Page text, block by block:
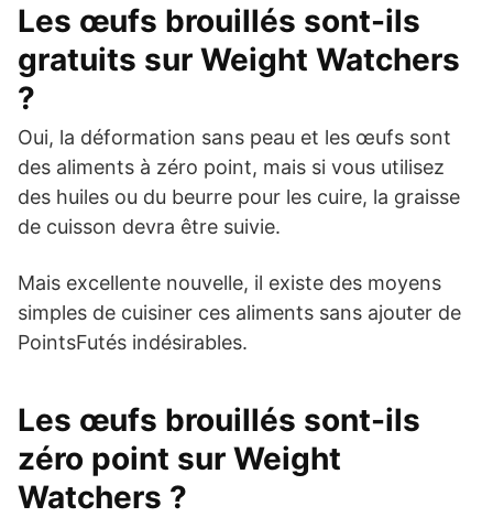
Les œufs brouillés sont-ils
gratuits sur Weight Watchers
?
Oui, la déformation sans peau et les œufs sont
des aliments à zéro point, mais si vous utilisez
des huiles ou du beurre pour les cuire, la graisse
de cuisson devra être suivie.
Mais excellente nouvelle, il existe des moyens
simples de cuisiner ces aliments sans ajouter de
PointsFutés indésirables.
Les œufs brouillés sont-ils
zéro point sur Weight
Watchers ?